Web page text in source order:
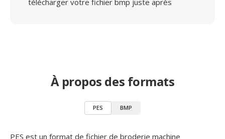
télécharger votre fichier bmp juste après
À propos des formats
PES BMP
PES est un format de fichier de broderie machine